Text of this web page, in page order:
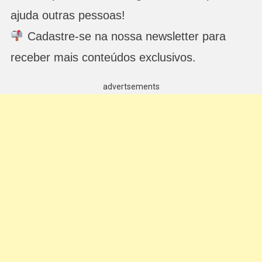
ajuda outras pessoas!
Cadastre-se na nossa newsletter para
receber mais conteúdos exclusivos.
advertsements